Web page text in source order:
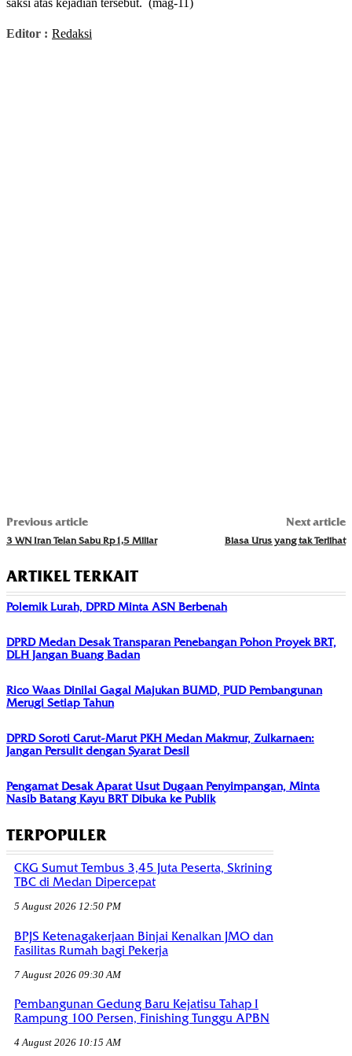
saksi atas kejadian tersebut. (mag-11)
Editor : Redaksi
Previous article
3 WN Iran Telan Sabu Rp1,5 Miliar
Next article
Biasa Urus yang tak Terlihat
ARTIKEL TERKAIT
Polemik Lurah, DPRD Minta ASN Berbenah
DPRD Medan Desak Transparan Penebangan Pohon Proyek BRT,
DLH Jangan Buang Badan
Rico Waas Dinilai Gagal Majukan BUMD, PUD Pembangunan
Merugi Setiap Tahun
DPRD Soroti Carut-Marut PKH Medan Makmur, Zulkarnaen:
Jangan Persulit dengan Syarat Desil
Pengamat Desak Aparat Usut Dugaan Penyimpangan, Minta
Nasib Batang Kayu BRT Dibuka ke Publik
TERPOPULER
CKG Sumut Tembus 3,45 Juta Peserta, Skrining
TBC di Medan Dipercepat
5 August 2026 12:50 PM
BPJS Ketenagakerjaan Binjai Kenalkan JMO dan
Fasilitas Rumah bagi Pekerja
7 August 2026 09:30 AM
Pembangunan Gedung Baru Kejatisu Tahap I
Rampung 100 Persen, Finishing Tunggu APBN
4 August 2026 10:15 AM